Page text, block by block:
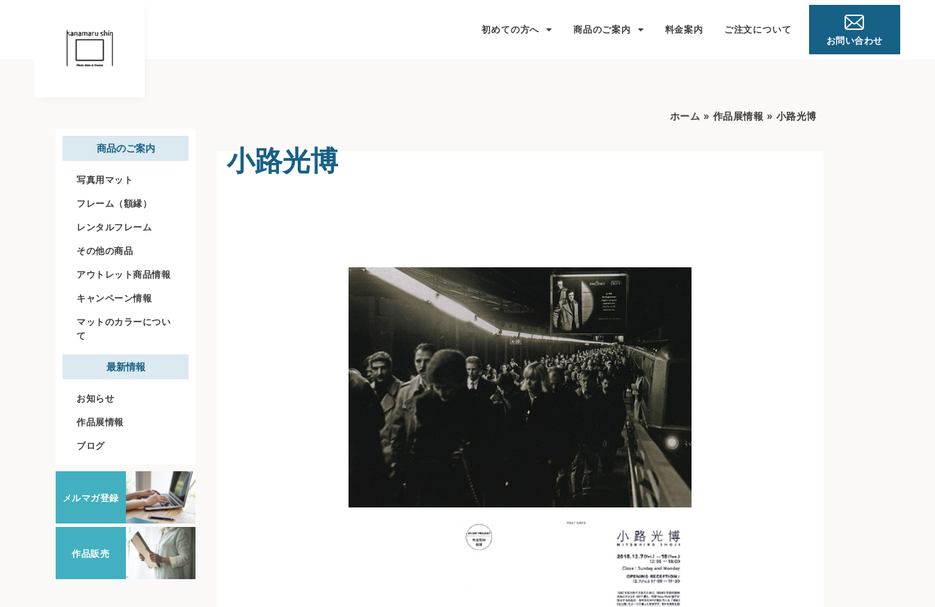
初めての方へ 商品のご案内 料金案内
ご注文について
お問い合わせ
商品のご案内
写真用マット
フレーム（額縁）
レンタルフレーム
その他の商品
アウトレット商品情報
キャンペーン情報
マットのカラーについ
て
最新情報
お知らせ
作品展情報
ブログ
メルマガ登録
作品販売
ホーム » 作品展情報 » 小路光博
小路光博